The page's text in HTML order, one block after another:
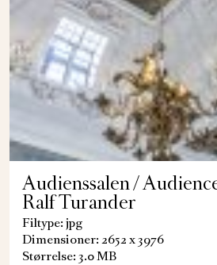
Audienssalen /
Ralf Turander
Filtype: jpg
Dimensioner: 2652 x 3976
Størrelse: 3.0 MB